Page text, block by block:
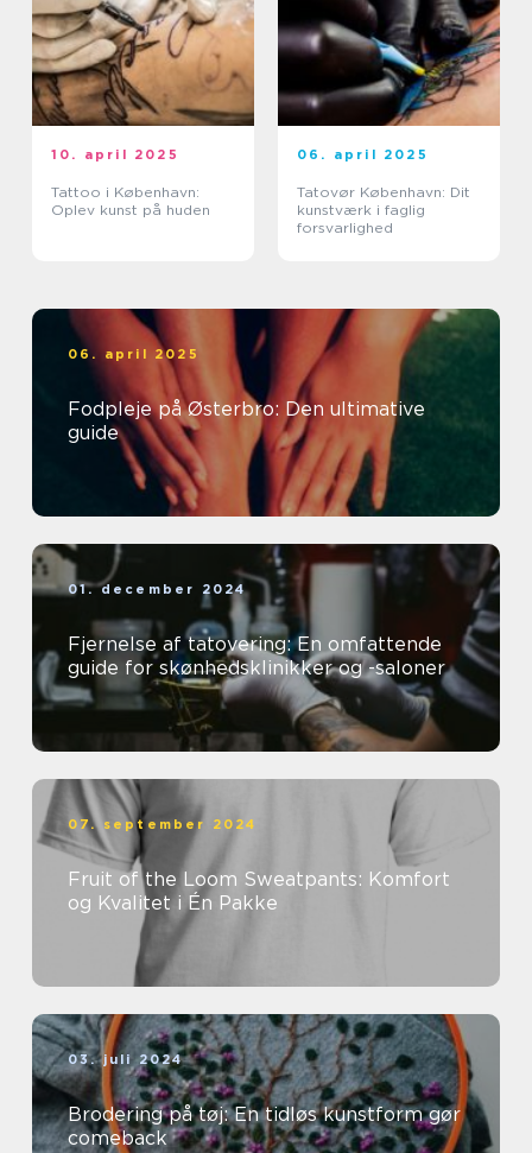
10. april 2025
Tattoo i København:
Oplev kunst på huden
06. april 2025
Tatovør København: Dit
kunstværk i faglig
forsvarlighed
06. april 2025
Fodpleje på Østerbro: Den ultimative
guide
01. december 2024
Fjernelse af tatovering: En omfattende
guide for skønhedsklinikker og -saloner
07. september 2024
Fruit of the Loom Sweatpants: Komfort
og Kvalitet i Én Pakke
03. juli 2024
Brodering på tøj: En tidløs kunstform gør
comeback